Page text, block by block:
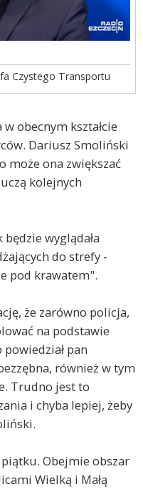
Czystego Transportu
obecnym kształcie
Dariusz Smoliński
może ona zwiększać
kolejnych
wyglądała
do strefy -
pod krawatem".
że zarówno policja,
na podstawie
pan
również w tym
Trudno jest to
i chyba lepiej, żeby
Obejmie obszar
Wielką i Małą